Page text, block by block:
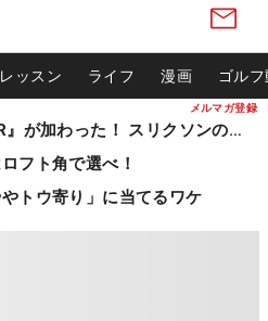
メルマガ登録
レッスン ライフ 漫画 ゴル
『4』が消え『R』が加わった！ スリクソンの新作
フト角で選べ！
トウ寄り」に当てるワケ